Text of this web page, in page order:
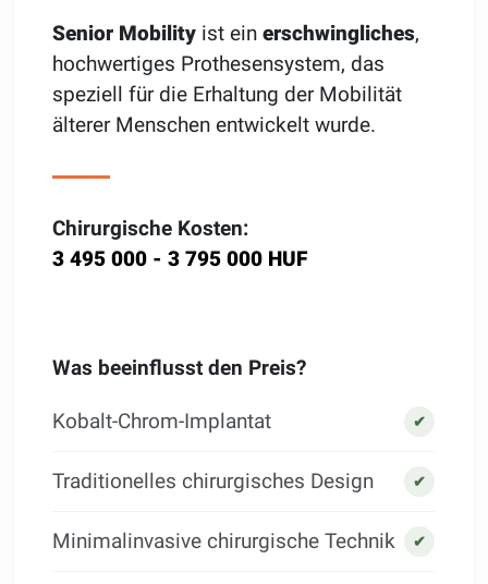
Senior Mobility ist einerschwingliches,
hochwertiges Prothesensystem, das
speziell für die Erhaltung der Mobilität
älterer Menschen entwickelt wurde.
Chirurgische Kosten:
3 495 000 - 3 795 000 HUF
Was beeinflusst den Preis?
Kobalt-Chrom-Implantat ✔
Traditionelles chirurgisches Design ✔
Minimalinvasive chirurgische Technik ✔